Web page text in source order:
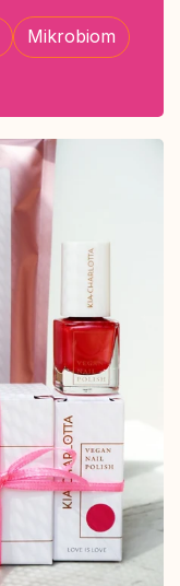
Mikrobiom